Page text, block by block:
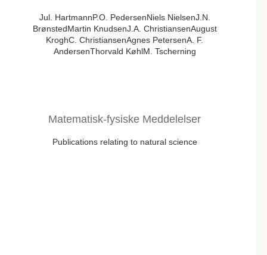
Jul. HartmannP.O. PedersenNiels NielsenJ.N.
BrønstedMartin KnudsenJ.A. ChristiansenAugust
KroghC. ChristiansenAgnes PetersenA. F.
AndersenThorvald KøhlM. Tscherning
Matematisk-fysiske Meddelelser
Publications relating to natural science